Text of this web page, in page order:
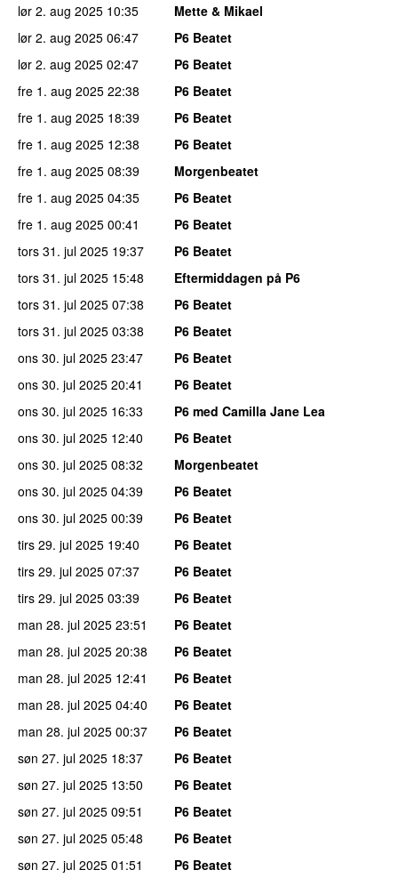
lør 2. aug 2025 10:35
Mette & Mikael
lør 2. aug 2025 06:47
P6 Beatet
lør 2. aug 2025 02:47
P6 Beatet
fre 1. aug 2025 22:38
P6 Beatet
fre 1. aug 2025 18:39
P6 Beatet
fre 1. aug 2025 12:38
P6 Beatet
fre 1. aug 2025 08:39
Morgenbeatet
fre 1. aug 2025 04:35
P6 Beatet
fre 1. aug 2025 00:41
P6 Beatet
tors 31. jul 2025 19:37
P6 Beatet
tors 31. jul 2025 15:48
Eftermiddagen på P6
tors 31. jul 2025 07:38
P6 Beatet
tors 31. jul 2025 03:38
P6 Beatet
ons 30. jul 2025 23:47
P6 Beatet
ons 30. jul 2025 20:41
P6 Beatet
ons 30. jul 2025 16:33
P6 med Camilla Jane Lea
ons 30. jul 2025 12:40
P6 Beatet
ons 30. jul 2025 08:32
Morgenbeatet
ons 30. jul 2025 04:39
P6 Beatet
ons 30. jul 2025 00:39
P6 Beatet
tirs 29. jul 2025 19:40
P6 Beatet
tirs 29. jul 2025 07:37
P6 Beatet
tirs 29. jul 2025 03:39
P6 Beatet
man 28. jul 2025 23:51
P6 Beatet
man 28. jul 2025 20:38
P6 Beatet
man 28. jul 2025 12:41
P6 Beatet
man 28. jul 2025 04:40
P6 Beatet
man 28. jul 2025 00:37
P6 Beatet
søn 27. jul 2025 18:37
P6 Beatet
søn 27. jul 2025 13:50
P6 Beatet
søn 27. jul 2025 09:51
P6 Beatet
søn 27. jul 2025 05:48
P6 Beatet
søn 27. jul 2025 01:51
P6 Beatet